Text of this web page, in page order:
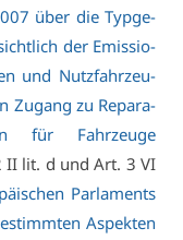
über die Typ­ge­
der Emis­sio­
und Nutz­fahr­zeu­
Zu­gang zu Re­pa­ra­
für Fahr­zeu­ge
II lit. d und Art. 3 VI
Par­la­ments
As­pek­ten